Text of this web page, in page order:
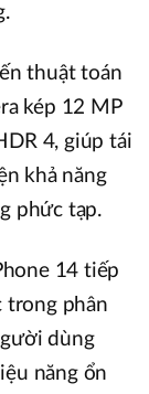
thuật toán
kép 12 MP
4, giúp tái
khả năng
phức tạp.
14 tiếp
trong phân
dùng
năng ổn